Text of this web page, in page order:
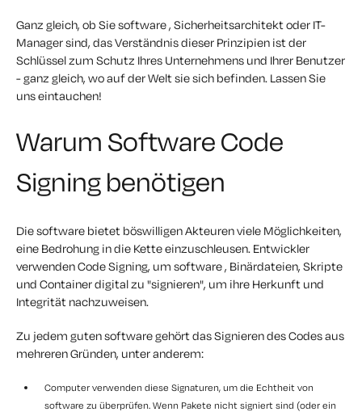
Ganz gleich, ob Sie software , Sicherheitsarchitekt oder IT-
Manager sind, das Verständnis dieser Prinzipien ist der
Schlüssel zum Schutz Ihres Unternehmens und Ihrer Benutzer
- ganz gleich, wo auf der Welt sie sich befinden. Lassen Sie
uns eintauchen!
Warum Software Code
Signing benötigen
Die software bietet böswilligen Akteuren viele Möglichkeiten,
eine Bedrohung in die Kette einzuschleusen. Entwickler
verwenden Code Signing, um software , Binärdateien, Skripte
und Container digital zu "signieren", um ihre Herkunft und
Integrität nachzuweisen.
Zu jedem guten software gehört das Signieren des Codes aus
mehreren Gründen, unter anderem:
Computer verwenden diese Signaturen, um die Echtheit von
software zu überprüfen. Wenn Pakete nicht signiert sind (oder ein